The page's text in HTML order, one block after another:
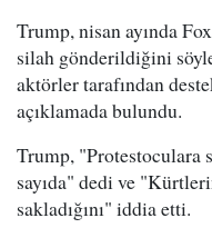
Trump, nisan ayında
silah gönderildiğini
aktörler tarafından
açıklamada bulundu.
Trump, "Protestoculara
sayıda" dedi ve
sakladığını" iddia etti.